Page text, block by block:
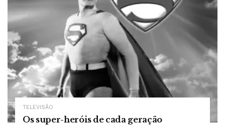
TELEVISÃO
Os super-heróis de cada geração